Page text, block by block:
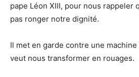
pape Léon XIII, pour nous rappeler
pas ronger notre dignité.
Il met en garde contre une
veut nous transformer en rouages.